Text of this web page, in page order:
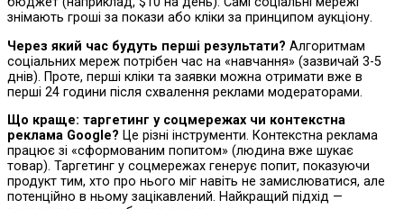
знімають гроші за покази або кліки за принципом аукціону.
Через який час будуть перші результати? Алгоритмам
соціальних мереж потрібен час на «навчання» (зазвичай 3-5
днів). Проте, перші кліки та заявки можна отримати вже в
перші 24 години після схвалення реклами модераторами.
Що краще: таргетинг у соцмережах чи контекстна
реклама Google? Це різні інструменти. Контекстна реклама
працює зі «сформованим попитом» (людина вже шукає
товар). Таргетинг у соцмережах генерує попит, показуючи
продукт тим, хто про нього міг навіть не замислюватися, але
потенційно в ньому зацікавлений. Найкращий підхід —